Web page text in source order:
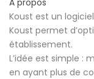
A propos
Koust est un
Koust permet
établissement.
L’idée est simple :
en ayant plus de